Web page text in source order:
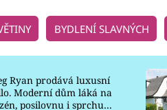
BYDLENÍ SLAVNÝCH
Ryan prodává luxusní
Moderní dům láká na
posilovnu i sprchu